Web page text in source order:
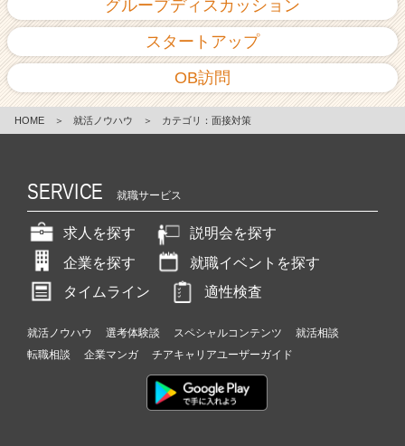
グループディスカッション
スタートアップ
OB訪問
HOME ＞ 就活ノウハウ ＞ カテゴリ：面接対策
SERVICE 就職サービス
求人を探す
説明会を探す
企業を探す
就職イベントを探す
タイムライン
適性検査
就活ノウハウ 選考体験談 スペシャルコンテンツ
就活相談
転職相談
企業マンガ チアキャリアユーザーガイド